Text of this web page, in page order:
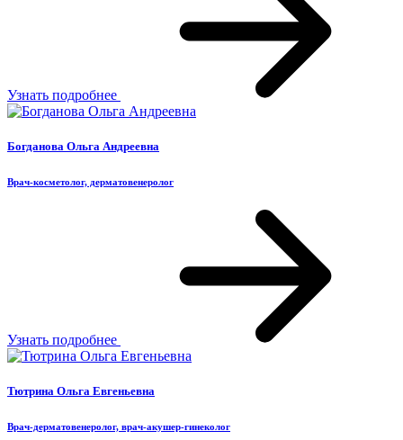
Узнать подробнее
Богданова Ольга Андреевна
Врач-косметолог, дерматовенеролог
Узнать подробнее
Тютрина Ольга Евгеньевна
Врач-дерматовенеролог, врач-акушер-гинеколог